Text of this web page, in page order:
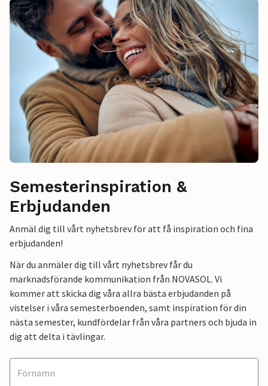
Semesterinspiration &
Erbjudanden
Anmäl dig till vårt nyhetsbrev för att få inspiration och fina
erbjudanden!
När du anmäler dig till vårt nyhetsbrev får du
marknadsförande kommunikation från NOVASOL. Vi
kommer att skicka dig våra allra bästa erbjudanden på
vistelser i våra semesterboenden, samt inspiration för din
nästa semester, kundfördelar från våra partners och bjuda in
dig att delta i tävlingar.